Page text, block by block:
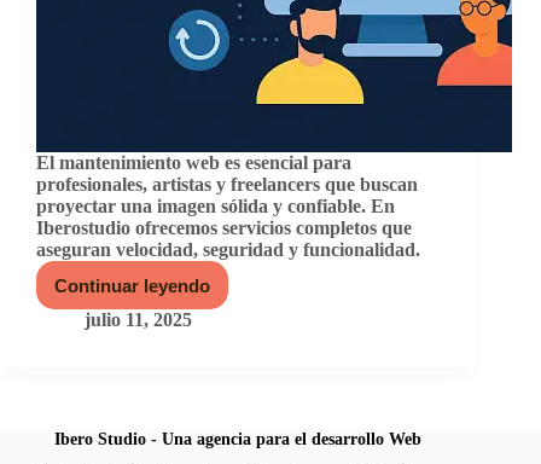
El mantenimiento web es esencial para
profesionales, artistas y freelancers que buscan
proyectar una imagen sólida y confiable. En
Iberostudio ofrecemos servicios completos que
aseguran velocidad, seguridad y funcionalidad.
Continuar leyendo
Mantenimiento
web
para
para
julio 11, 2025
Ibero Studio - Una agencia para el desarrollo Web